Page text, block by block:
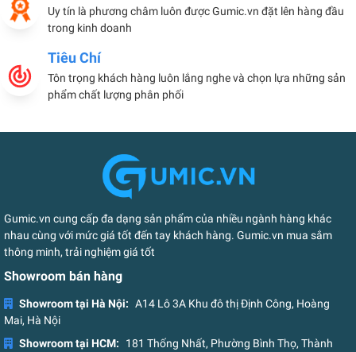
Uy tín là phương châm luôn được Gumic.vn đặt lên hàng đầu
trong kinh doanh
Tiêu Chí
Tôn trọng khách hàng luôn lắng nghe và chọn lựa những sản
phẩm chất lượng phân phối
Gumic.vn cung cấp đa dạng sản phẩm của nhiều ngành hàng khác
nhau cùng với mức giá tốt đến tay khách hàng. Gumic.vn mua sắm
thông minh, trải nghiệm giá tốt
Showroom bán hàng
Showroom tại Hà Nội: A14 Lô 3A Khu đô thị Định Công, Hoàng
Mai, Hà Nội
Showroom tại HCM:
181 Thống Nhất, Phường Bình Thọ, Thành